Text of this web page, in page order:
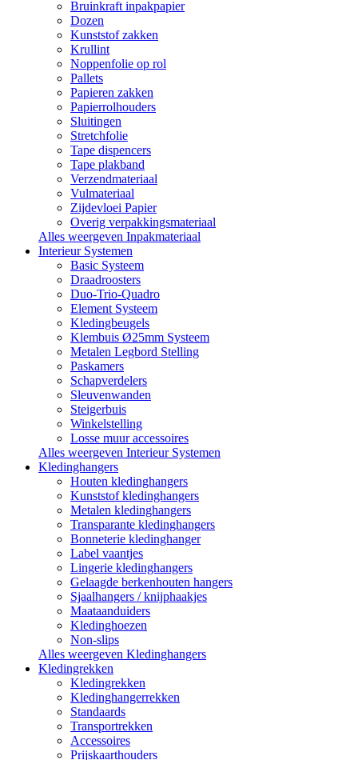
Bruinkraft inpakpapier
Dozen
Kunststof zakken
Krullint
Noppenfolie op rol
Pallets
Papieren zakken
Papierrolhouders
Sluitingen
Stretchfolie
Tape dispencers
Tape plakband
Verzendmateriaal
Vulmateriaal
Zijdevloei Papier
Overig verpakkingsmateriaal
Alles weergeven Inpakmateriaal
Interieur Systemen
Basic Systeem
Draadroosters
Duo-Trio-Quadro
Element Systeem
Kledingbeugels
Klembuis Ø25mm Systeem
Metalen Legbord Stelling
Paskamers
Schapverdelers
Sleuvenwanden
Steigerbuis
Winkelstelling
Losse muur accessoires
Alles weergeven Interieur Systemen
Kledinghangers
Houten kledinghangers
Kunststof kledinghangers
Metalen kledinghangers
Transparante kledinghangers
Bonneterie kledinghanger
Label vaantjes
Lingerie kledinghangers
Gelaagde berkenhouten hangers
Sjaalhangers / knijphaakjes
Maataanduiders
Kledinghoezen
Non-slips
Alles weergeven Kledinghangers
Kledingrekken
Kledingrekken
Kledinghangerrekken
Standaards
Transportrekken
Accessoires
Prijskaarthouders